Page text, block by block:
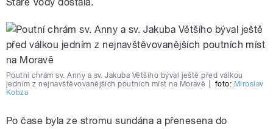
Poutní chrám sv. Anny a sv. Jakuba Většího býval ještě před válkou
jedním z nejnavštěvovanějších poutních míst na Moravě
foto: Miroslav
Kobza
Po čase byla ze stromu sundána a přenesena do